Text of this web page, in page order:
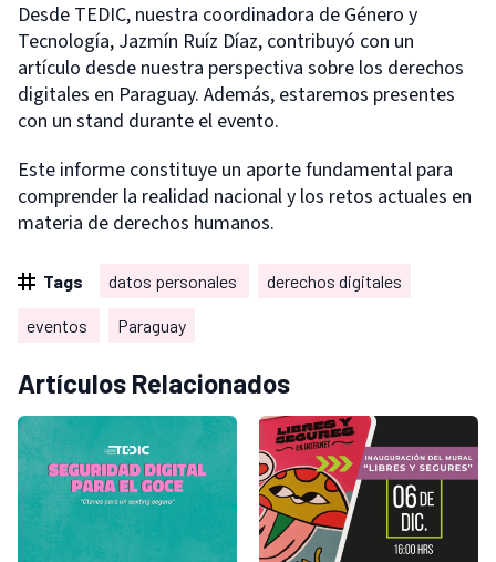
Desde TEDIC, nuestra coordinadora de Género y
Tecnología, Jazmín Ruíz Díaz, contribuyó con un
artículo desde nuestra perspectiva sobre los derechos
digitales en Paraguay. Además, estaremos presentes
con un stand durante el evento.
Este informe constituye un aporte fundamental para
comprender la realidad nacional y los retos actuales en
materia de derechos humanos.
Tags datos personales derechos digitales
eventos Paraguay
Artículos Relacionados